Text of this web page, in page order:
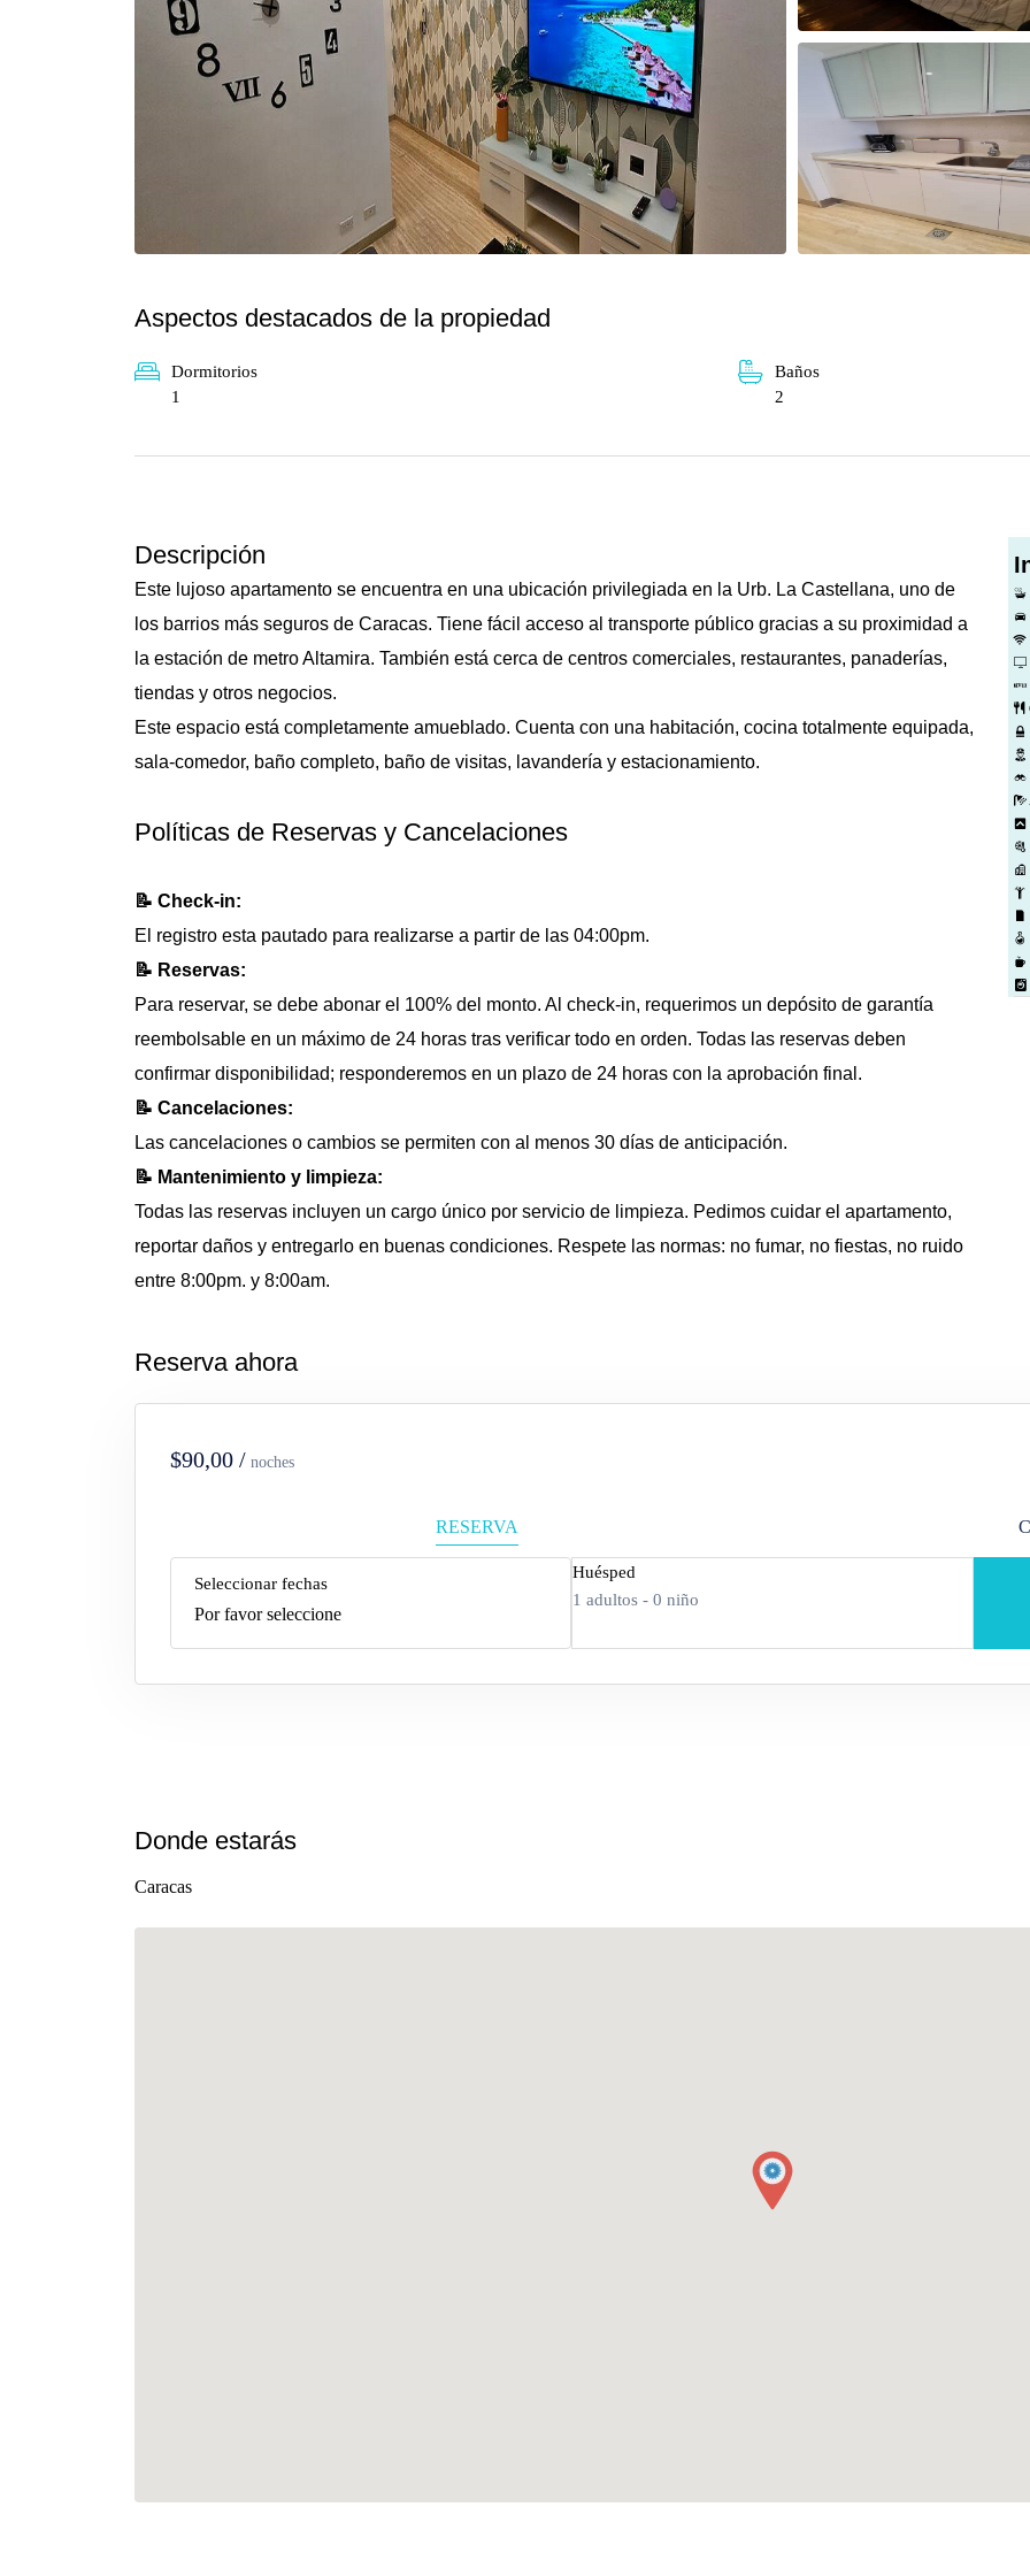
Aspectos destacados de la propiedad
Dormitorios
1
Baños
2
Descripción
Este lujoso apartamento se encuentra en una ubicación privilegiada en la Urb. La Castellana, uno de
los barrios más seguros de Caracas. Tiene fácil acceso al transporte público gracias a su proximidad a
la estación de metro Altamira. También está cerca de centros comerciales, restaurantes, panaderías,
tiendas y otros negocios.
Este espacio está completamente amueblado. Cuenta con una habitación, cocina totalmente equipada,
sala-comedor, baño completo, baño de visitas, lavandería y estacionamiento.
Políticas de Reservas y Cancelaciones
📝 Check-in:
El registro esta pautado para realizarse a partir de las 04:00pm.
📝 Reservas:
Para reservar, se debe abonar el 100% del monto. Al check-in, requerimos un depósito de garantía
reembolsable en un máximo de 24 horas tras verificar todo en orden. Todas las reservas deben
confirmar disponibilidad; responderemos en un plazo de 24 horas con la aprobación final.
📝 Cancelaciones:
Las cancelaciones o cambios se permiten con al menos 30 días de anticipación.
📝 Mantenimiento y limpieza:
Todas las reservas incluyen un cargo único por servicio de limpieza. Pedimos cuidar el apartamento,
reportar daños y entregarlo en buenas condiciones. Respete las normas: no fumar, no fiestas, no ruido
entre 8:00pm. y 8:00am.
Reserva ahora
$90,00 / noches
RESERVA
Seleccionar fechas
Por favor seleccione
Huésped
1 adultos -0 niño
Donde estarás
Caracas